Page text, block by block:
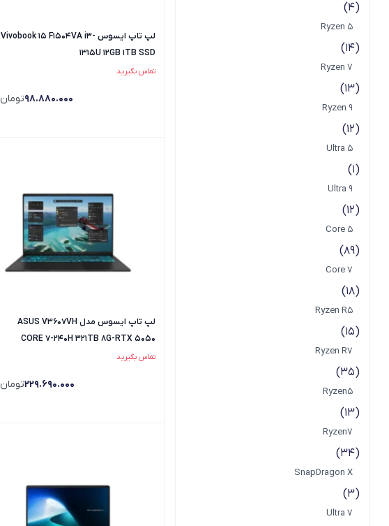
(4)
Ryzen 5
(14)
Ryzen 7
(13)
Ryzen 9
(12)
Ultra 5
(1)
Ultra 9
(12)
Core 5
(89)
Core 7
(18)
Ryzen R5
(15)
Ryzen R7
(35)
Ryzen5
(13)
Ryzen7
(34)
SnapDragon X
(3)
Ultra 7
لپ تاپ ایسوس Vivobook 15 F1504VA i3-
1315U 12GB 1TB SSD
تماس بگیرید
98.880.000تومان
لپ تاپ ایسوس مدل ASUS V3607VH
CORE 7-240H 321TB 8G-RTX 5050
تماس بگیرید
229.690.000تومان